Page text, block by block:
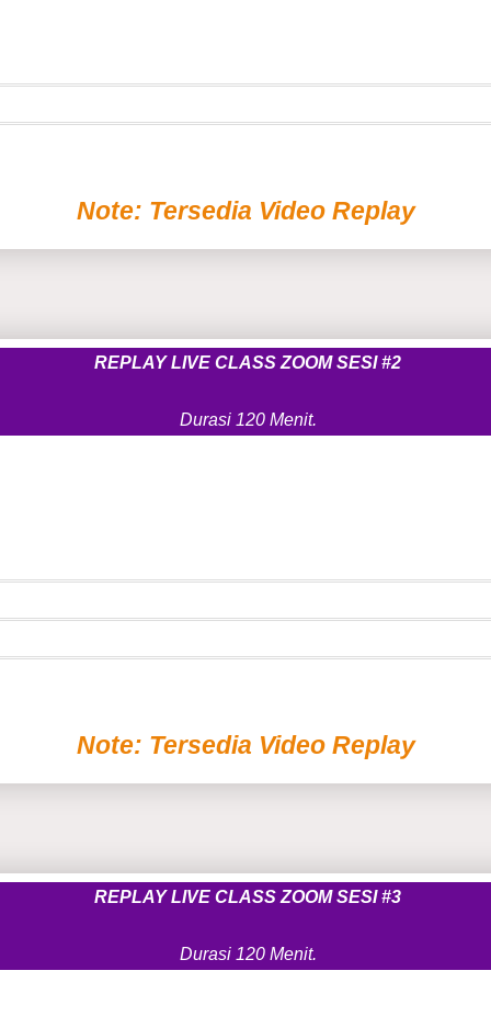
Note: Tersedia Video Replay
REPLAY LIVE CLASS ZOOM SESI #2
Durasi 120 Menit.
Note: Tersedia Video Replay
REPLAY LIVE CLASS ZOOM SESI #3
Durasi 120 Menit.